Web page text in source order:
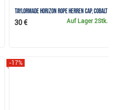
TaylorMade Horizon Rope Herren Cap, cobalt
Auf Lager2Stk.
30 €
-17%